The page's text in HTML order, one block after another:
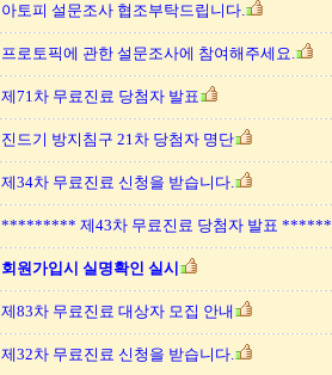
아토피 설문조사 협조부탁드립니다.
프로토픽에 관한 설문조사에 참여해주세요.
제71차 무료진료 당첨자 발표
진드기 방지침구 21차 당첨자 명단
제34차 무료진료 신청을 받습니다.
********* 제43차 무료진료 당첨자 발표
회원가입시 실명확인 실시
제83차 무료진료 대상자 모집 안내
제32차 무료진료 신청을 받습니다.